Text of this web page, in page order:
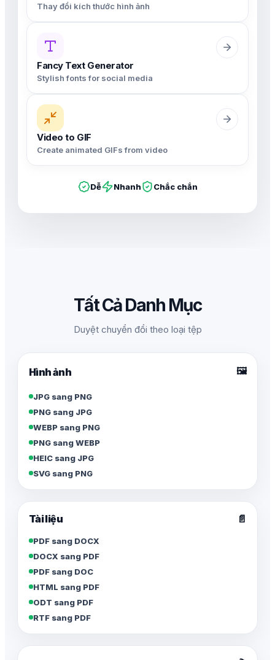
Thay đổi kích thước hình ảnh
Fancy Text Generator
Stylish fonts for social media
Video to GIF
Create animated GIFs from video
Dễ Nhanh Chắc chắn
Tất Cả Danh Mục
Duyệt chuyển đổi theo loại tệp
Hình ảnh 🖼️
JPG sang PNG
PNG sang JPG
WEBP sang PNG
PNG sang WEBP
HEIC sang JPG
SVG sang PNG
Tài liệu 📄
PDF sang DOCX
DOCX sang PDF
PDF sang DOC
HTML sang PDF
ODT sang PDF
RTF sang PDF